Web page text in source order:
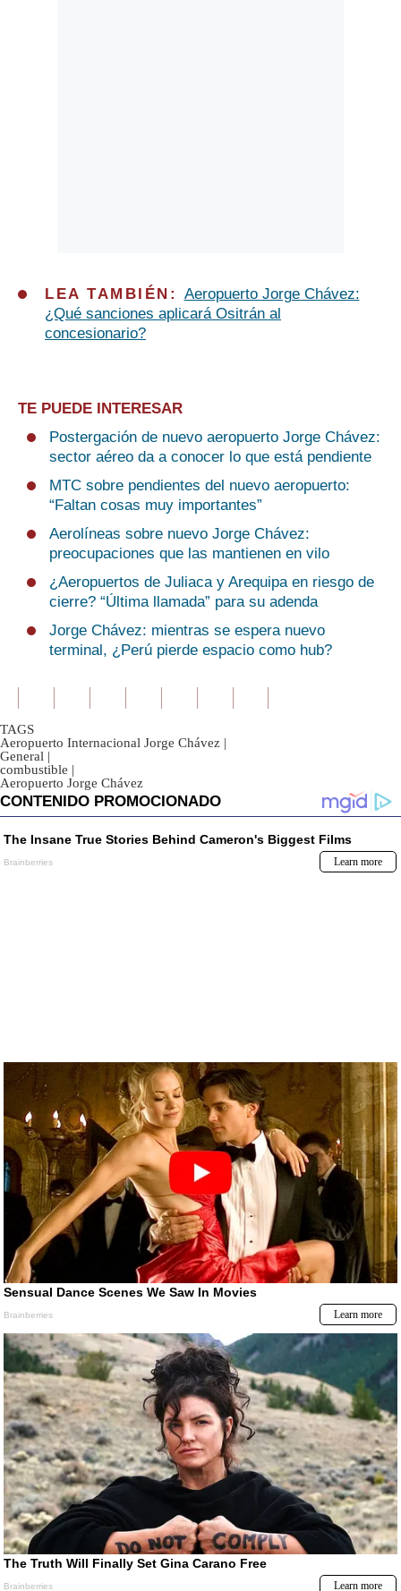
LEA TAMBIÉN: Aeropuerto Jorge Chávez:
¿Qué sanciones aplicará Ositrán al
concesionario?
TE PUEDE INTERESAR
Postergación de nuevo aeropuerto Jorge Chávez:
sector aéreo da a conocer lo que está pendiente
MTC sobre pendientes del nuevo aeropuerto:
“Faltan cosas muy importantes”
Aerolíneas sobre nuevo Jorge Chávez:
preocupaciones que las mantienen en vilo
¿Aeropuertos de Juliaca y Arequipa en riesgo de
cierre? “Última llamada” para su adenda
Jorge Chávez: mientras se espera nuevo
terminal, ¿Perú pierde espacio como hub?
TAGS
Aeropuerto Internacional Jorge Chávez |
General |
combustible |
Aeropuerto Jorge Chávez